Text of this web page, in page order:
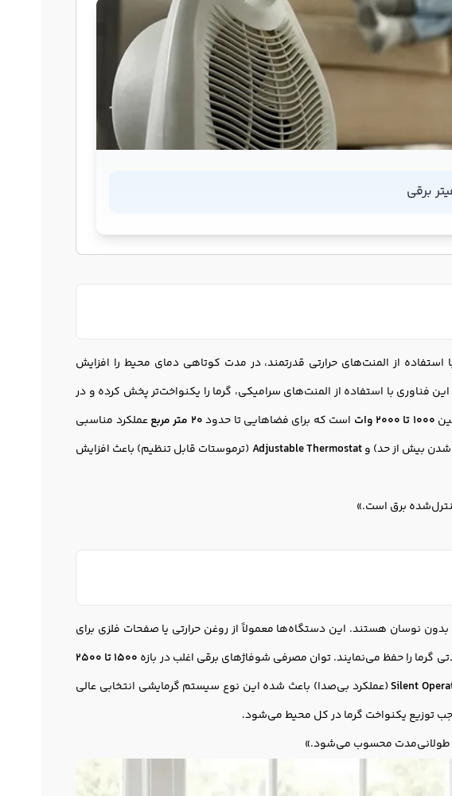
برقی
از المنت‌های حرارتی قدرتمند، در مدت کوتاهی دمای محیط را افزایش
فناوری با استفاده از المنت‌های سرامیکی، گرما را یکنواخت‌تر پخش کرده و در
1000 تا 2000 وات است که برای فضاهایی تا حدود20 متر مربع
عملکرد مناسبی
شدن بیش از حد) وAdjustable Thermostat (ترموستات قابل تنظیم) باعث افزایش
برق است.»
بدون نوسان هستند. این دستگاه‌ها معمولاً از روغن حرارتی یا صفحات فلزی برای
را حفظ می‌نمایند. توان مصرفی شوفاژهای برقی اغلب در بازه
1500 تا 2500
Silent(عملکرد بی‌صدا) باعث شده این نوع سیستم گرمایشی انتخابی عالی
توزیع یکنواخت گرما در کل محیط می‌شود.
طولانی‌مدت محسوب می‌شود.»